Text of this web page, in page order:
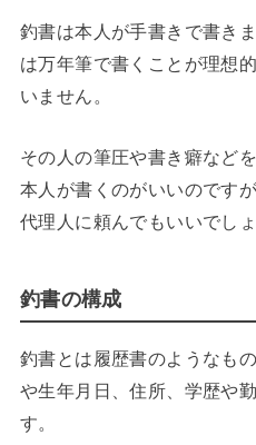
釣書は本人が手書きで書き
は万年筆で書くことが理想
いません。
その人の筆圧や書き癖など
本人が書くのがいいのです
代理人に頼んでもいいでしょ
釣書の構成
釣書とは履歴書のようなも
や生年月日、住所、学歴や
す。